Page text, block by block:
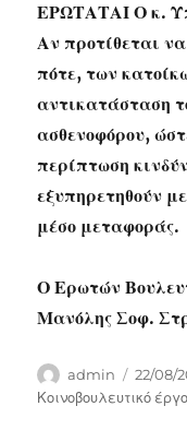
ΕΡΩΤΑΤΑΙ Ο κ.
Αν προτίθεται
πότε, των
αντικατάσταση
ασθενοφόρου,
περίπτωση
εξυπηρετηθούν
μέσο μεταφοράς.
Ο Ερωτών
Μανόλης Σοφ.
Author
admin
Posted
on
22/08/
Κοινοβουλευτικό έργο